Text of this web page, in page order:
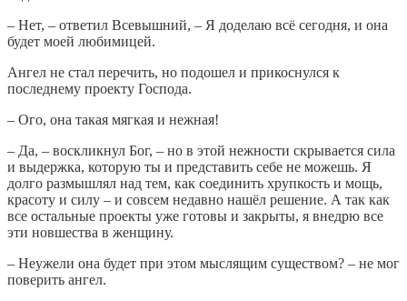
– Нет, – ответил Всевышний, – Я доделаю всё сегодня, и она
будет моей любимицей.
Ангел не стал перечить, но подошел и прикоснулся к
последнему проекту Господа.
– Ого, она такая мягкая и нежная!
– Да, – воскликнул Бог, – но в этой нежности скрывается сила
и выдержка, которую ты и представить себе не можешь. Я
долго размышлял над тем, как соединить хрупкость и мощь,
красоту и силу – и совсем недавно нашёл решение. А так как
все остальные проекты уже готовы и закрыты, я внедрю все
эти новшества в женщину.
– Неужели она будет при этом мыслящим существом? – не мог
поверить ангел.